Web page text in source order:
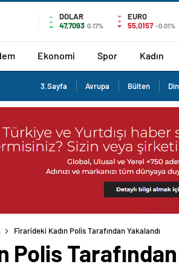
DOLAR
47,7093 0.17%
EURO
55,0157 -0.01%
Ekonomi Spor Kadın
3.Sayfa Avrupa Bülten Din
Firarideki Kadın Polis Tarafından Yakalandı
Polis